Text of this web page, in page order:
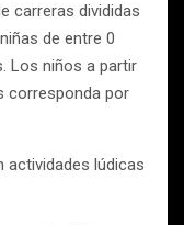
carreras divididas
de entre 0
Los niños a partir
corresponda por
actividades lúdicas